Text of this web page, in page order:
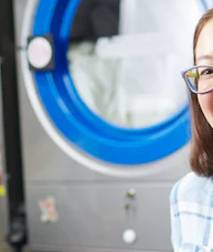
deine beste
als 1 Million
Unternehmen,
Spaces
KI-
KI-
KI-